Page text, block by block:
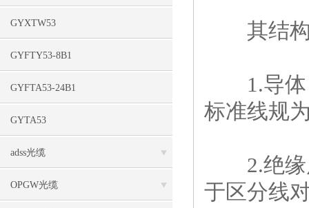
GYXTW53
GYFTY53-8B1
GYFTA53-24B1
GYTA53
adss光缆
OPGW光缆
其结构
1.导体：
标准线规
2.绝缘层
于区分线